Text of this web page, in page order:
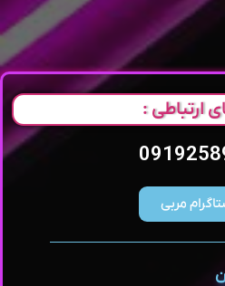
ارتباطی :
مربی